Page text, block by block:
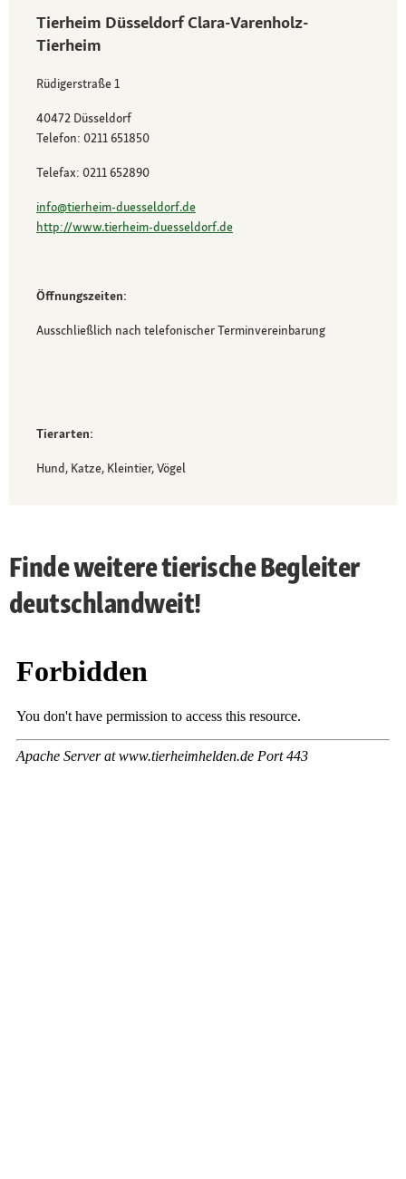
Tierheim Düsseldorf Clara-Varenholz-
Tierheim
Rüdigerstraße 1
40472 Düsseldorf
Telefon: 0211 651850
Telefax: 0211 652890
info@tierheim-duesseldorf.de
http://www.tierheim-duesseldorf.de
Öffnungszeiten:
Ausschließlich nach telefonischer Terminvereinbarung
Tierarten:
Hund, Katze, Kleintier, Vögel
Finde weitere tierische Begleiter
deutschlandweit!